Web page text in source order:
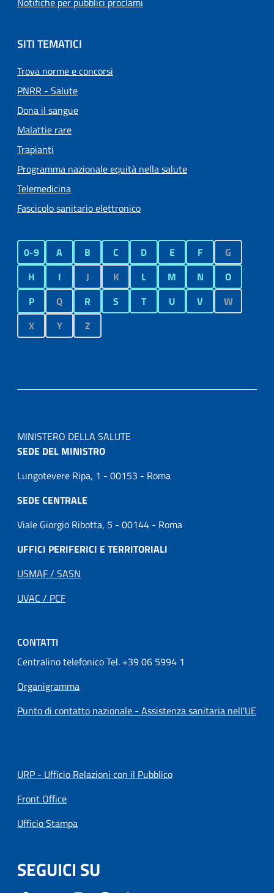
SITI TEMATICI
Trova norme e concorsi
PNRR - Salute
Dona il sangue
Malattie rare
Trapianti
Programma nazionale equità nella salute
Telemedicina
Fascicolo sanitario elettronico
0-9 A B C D E F
G
H
I J K L M N
O
P
Q R S T U V
W
X
Y Z
MINISTERO DELLA SALUTE
SEDE DEL MINISTRO
Lungotevere Ripa, 1 - 00153 - Roma
SEDE CENTRALE
Viale Giorgio Ribotta, 5 - 00144 - Roma
UFFICI PERIFERICI E TERRITORIALI
USMAF / SASN
UVAC / PCF
CONTATTI
Centralino telefonico Tel. +39 06 5994 1
Organigramma
Punto di contatto nazionale - Assistenza sanitaria nell'UE
URP - Ufficio Relazioni con il Pubblico
Front Office
Ufficio Stampa
SEGUICI SU